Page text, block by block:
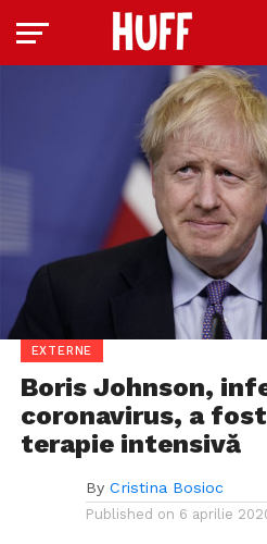
EXTERNE
Boris Johnson,
coronavirus, a
terapie intensivă
By Cristina Bosioc
Published on 6 aprilie